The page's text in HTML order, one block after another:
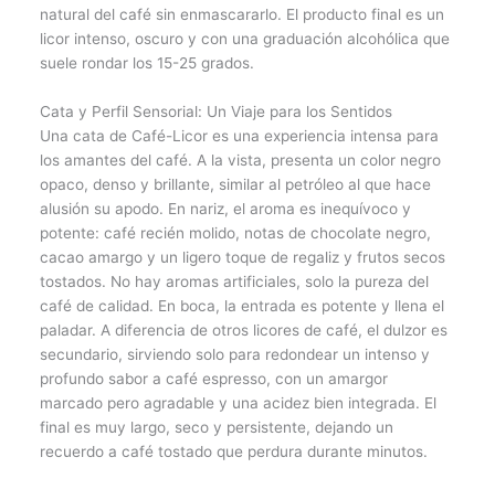
natural del café sin enmascararlo. El producto final es un
licor intenso, oscuro y con una graduación alcohólica que
suele rondar los 15-25 grados.
Cata y Perfil Sensorial: Un Viaje para los Sentidos
Una cata de Café-Licor es una experiencia intensa para
los amantes del café. A la vista, presenta un color negro
opaco, denso y brillante, similar al petróleo al que hace
alusión su apodo. En nariz, el aroma es inequívoco y
potente: café recién molido, notas de chocolate negro,
cacao amargo y un ligero toque de regaliz y frutos secos
tostados. No hay aromas artificiales, solo la pureza del
café de calidad. En boca, la entrada es potente y llena el
paladar. A diferencia de otros licores de café, el dulzor es
secundario, sirviendo solo para redondear un intenso y
profundo sabor a café espresso, con un amargor
marcado pero agradable y una acidez bien integrada. El
final es muy largo, seco y persistente, dejando un
recuerdo a café tostado que perdura durante minutos.